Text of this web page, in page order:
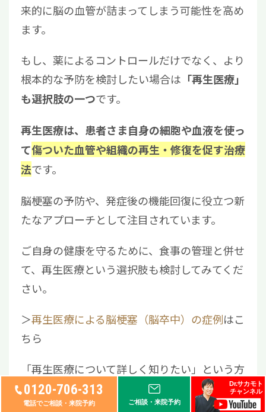
0120-706-313
電話でご相談・来院予約 ご相談・来院予約
Dr.サカモト
チャンネル
来的に脳の血管が詰まってしまう可能性を高め
ます。
もし、薬によるコントロールだけでなく、より
根本的な予防を検討したい場合は 「再生医療」
も選択肢の一つです。
再生医療は、患者さま自身の細胞や血液を使っ
て傷ついた血管や組織の再生・ 修復を促す治療
法です。
脳梗塞の予防や、発症後の機能回復に役立つ新
たなアプローチとして注目されています。
ご自身の健康を守るために、食事の管理と併せ
て、再生医療という選択肢も検討してみてくだ
さい。
＞再生医療による脳梗塞（脳卒中）の症例はこ
ちら
「再生医療について詳しく知りたい」という方
は、当院リペアセルクリニックにご相談くださ
い。